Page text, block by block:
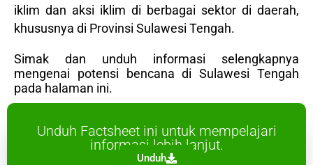
iklim dan aksi iklim di berbagai sektor di daerah,
khususnya di Provinsi Sulawesi Tengah.
Simak dan unduh informasi selengkapnya
mengenai potensi bencana di Sulawesi Tengah
pada halaman ini.
Unduh Factsheet ini untuk mempelajari
informasi lebih lanjut.
Unduh